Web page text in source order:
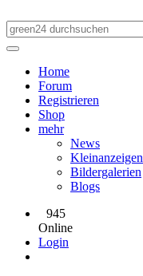
Home
Forum
Registrieren
Shop
mehr
News
Kleinanzeigen
Bildergalerien
Blogs
945
Online
Login